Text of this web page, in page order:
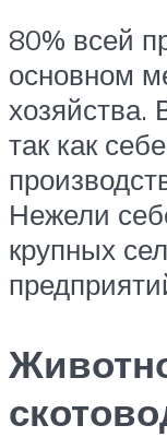
80% всей
основном
хозяйства.
так как
Нежели
крупных